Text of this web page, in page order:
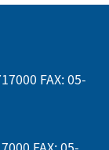
FAX: 05-